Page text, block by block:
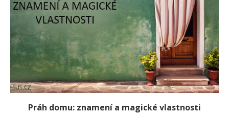
Práh domu: znamení a magické vlastnosti